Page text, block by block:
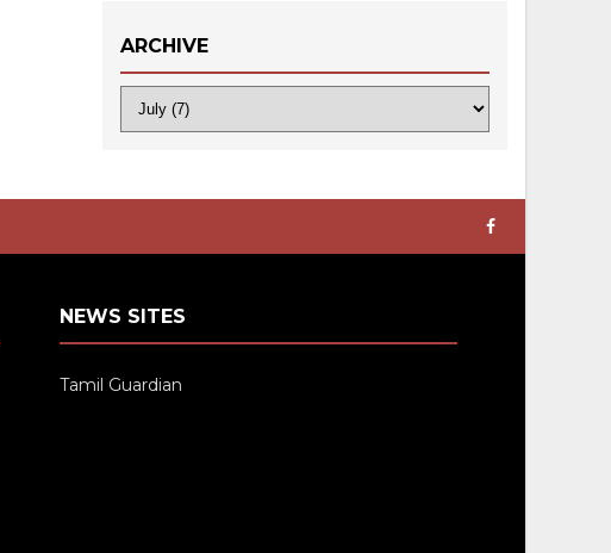
ARCHIVE
NEWS SITES
Tamil Guardian